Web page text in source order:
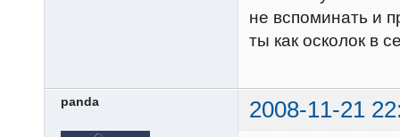
не вспоминать и
ты как осколок в
panda 2008-11-21